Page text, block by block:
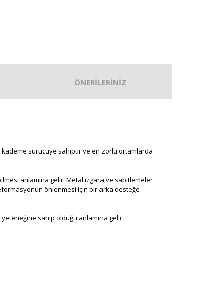
ÖNERİLERİNİZ
sürücüye sahiptir ve en zorlu ortamlarda
anlamına gelir. Metal ızgara ve sabitlemeler
önlenmesi için bir arka desteğe
sahip olduğu anlamına gelir.